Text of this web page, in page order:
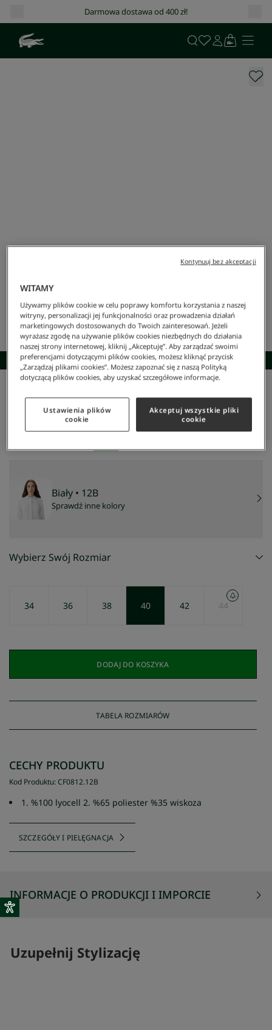
Darmowa dostawa od 400 zł!
SKOMPLETUJ STYLIZACJĘ
Koszula damska
NAJNIŻSZA CENA Z 30 DNI: 405 zł -14
%
Biały • 12B
Sprawdź inne kolory
Wybierz Swój Rozmiar
34 36 38 40 42 44
DODAJ DO KOSZYKA
TABELA ROZMIARÓW
CECHY PRODUKTU
Kod Produktu:CF0812.12B
1. %100 lyocell 2. %65 poliester %35 wiskoza
SZCZEGÓŁY I PIELĘGNACJA
INFORMACJE O PRODUKCJI I IMPORCIE
Uzupełnij Stylizację
WITAMY
Używamy plików cookie w celu poprawy komfortu korzystania z naszej
witryny, personalizacji jej funkcjonalności oraz prowadzenia działań
marketingowych dostosowanych do Twoich zainteresowań. Jeżeli
wyrażasz zgodę na używanie plików cookies niezbędnych do działania
naszej strony internetowej, kliknij „Akceptuję”. Aby zarządzać swoimi
preferencjami dotyczącymi plików cookies, możesz kliknąć przycisk
„Zarządzaj plikami cookies”. Możesz zapoznać się z naszą Polityką
dotyczącą plików cookies, aby uzyskać szczegółowe informacje.
Ustawienia plików
cookie
Akceptuj wszystkie pliki
cookie
Kontynuuj bez akceptacji